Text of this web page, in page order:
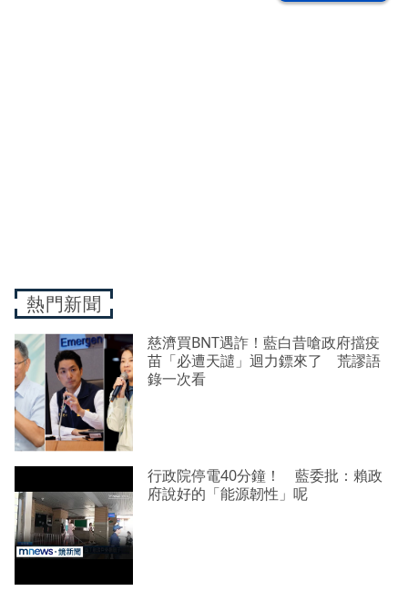
熱門新聞
慈濟買BNT遇詐！藍白昔嗆政府擋疫
苗「必遭天譴」迴力鏢來了 荒謬語
錄一次看
行政院停電40分鐘！ 藍委批：賴政
府說好的「能源韌性」呢